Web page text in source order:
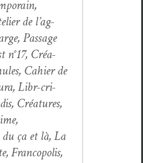
de l’ag­
Pas­sage
n°17, Créa­
Cahi­er de
Libr-cri­
Créa­tures,
ça et là, La
Fran­copo­lis,